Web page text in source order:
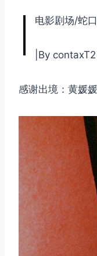
| 电影剧场/蛇口|
|By contaxT2
感谢出境：黄媛媛